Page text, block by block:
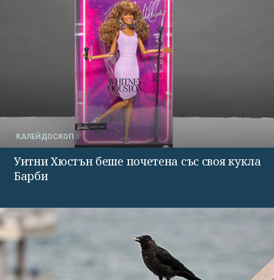
КАЛЕЙДОСКОП
Уитни Хюстън беше почетена със своя кукла
Барби